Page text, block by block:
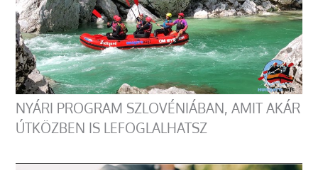
NYÁRI PROGRAM SZLOVÉNIÁBAN, AMIT AKÁR
ÚTKÖZBEN IS LEFOGLALHATSZ